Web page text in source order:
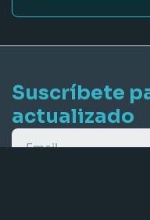
Suscríbete
actualizado
Email